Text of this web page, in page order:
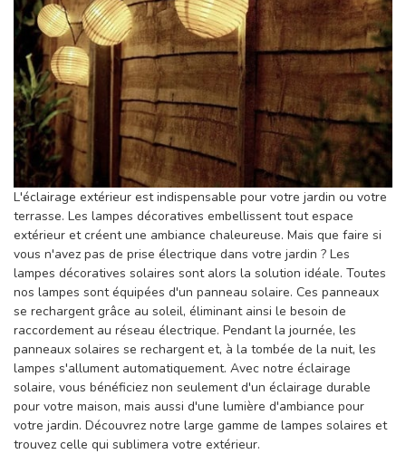
L'éclairage extérieur est indispensable pour votre jardin ou votre
terrasse. Les lampes décoratives embellissent tout espace
extérieur et créent une ambiance chaleureuse. Mais que faire si
vous n'avez pas de prise électrique dans votre jardin ? Les
lampes décoratives solaires sont alors la solution idéale. Toutes
nos lampes sont équipées d'un panneau solaire. Ces panneaux
se rechargent grâce au soleil, éliminant ainsi le besoin de
raccordement au réseau électrique. Pendant la journée, les
panneaux solaires se rechargent et, à la tombée de la nuit, les
lampes s'allument automatiquement. Avec notre éclairage
solaire, vous bénéficiez non seulement d'un éclairage durable
pour votre maison, mais aussi d'une lumière d'ambiance pour
votre jardin. Découvrez notre large gamme de lampes solaires et
trouvez celle qui sublimera votre extérieur.